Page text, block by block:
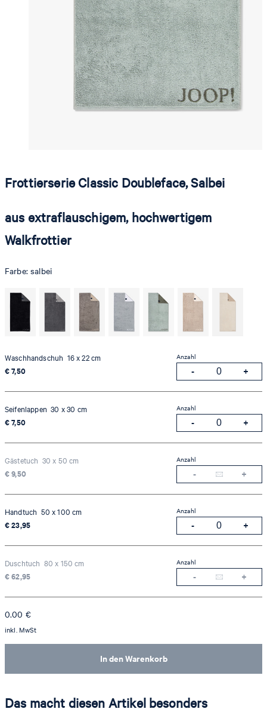
Frottierserie Classic Doubleface, Salbei
aus extraflauschigem, hochwertigem
Walkfrottier
Farbe:salbei
Waschhandschuh 16 x 22 cm
€ 7,50
Anzahl
Seifenlappen 30 x 30 cm
€ 7,50
Anzahl
Gästetuch 30 x 50 cm
€ 9,50
Anzahl
Handtuch 50 x 100 cm
€ 23,95
Anzahl
Duschtuch 80 x 150 cm
€ 62,95
Anzahl
In den Warenkorb
0.00 €
inkl. MwSt
Das macht diesen Artikel besonders